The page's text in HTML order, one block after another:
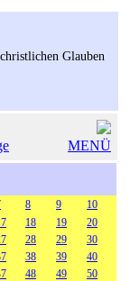
Glauben
MENÜ
8 9
10
18 19
20
28 29
30
38 39
40
48 49
50